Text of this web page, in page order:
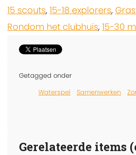
15 scouts, 15-18 explorers,
Rondom het clubhuis, 15-30
Getagged onder
Waterspel
Samenwerken
Gerelateerde items